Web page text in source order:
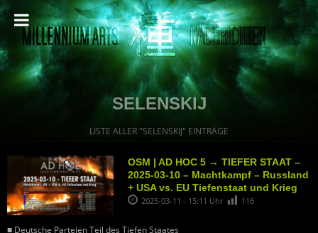
SELENSKIJ
LISTE ALLER "SELENSKIJ" EINTRÄGE
OSM | AD HOC 5 → TIEFER STAAT –
2025-03-10 – Machtkampf – Russland
+ USA vs. EU Tiefenstaat und Krieg
2025-03-11 - 15:11 Uhr 116
■ Deutsche Parteien Teil des Tiefen Staates